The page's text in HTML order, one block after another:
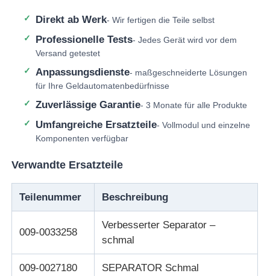
OKI ATM-Teile
Genmega ATM -Teile
Rechnungsprüfer
Banknoten-Sortierer
Direkt ab Werk- Wir fertigen die Teile selbst
Professionelle Tests- Jedes Gerät wird vor dem
Versand getestet
Anpassungsdienste- maßgeschneiderte Lösungen
für Ihre Geldautomatenbedürfnisse
Zuverlässige Garantie- 3 Monate für alle Produkte
Umfangreiche Ersatzteile- Vollmodul und einzelne
Komponenten verfügbar
Verwandte Ersatzteile
Teilenummer Beschreibung
009-0033258
Verbesserter Separator –
schmal
009-0027180 SEPARATOR Schmal